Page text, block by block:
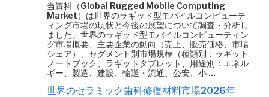
当資料（Global Rugged Mobile Computing
Market）は世界のラギッド型モバイルコンピューテ
ィング市場の現状と今後の展望について調査・分析し
ました。世界のラギッド型モバイルコンピューティン
グ市場概要、主要企業の動向（売上、販売価格、市場
シェア）、セグメント別市場規模（種類別：ラギット
ノートブック、ラギットタブレット、用途別：エネル
ギー、製造、建設、輸送・流通、公安、小 …
世界のセラミック歯科修復材料市場2026年